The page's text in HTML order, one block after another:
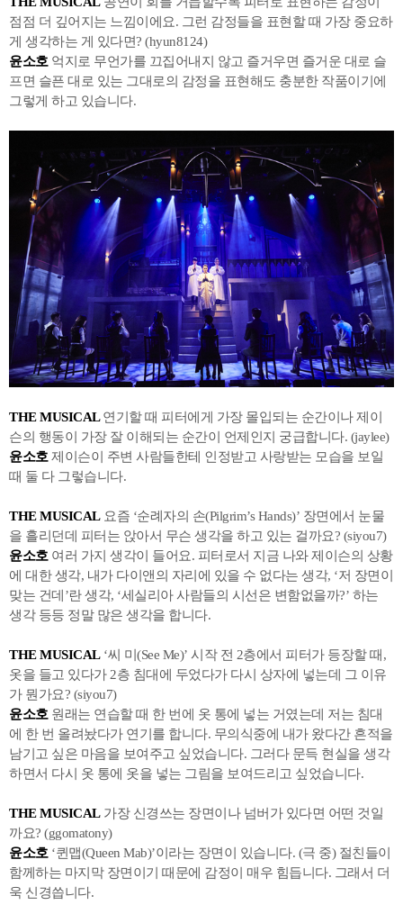
점점 더 깊어지는 느낌이에요. 그런 감정들을 표현할 때 가장 중요하
게 생각하는 게 있다면? (hyun8124)
윤소호 억지로 무언가를 끄집어내지 않고 즐거우면 즐거운 대로 슬
프면 슬픈 대로 있는 그대로의 감정을 표현해도 충분한 작품이기에
그렇게 하고 있습니다.
THE MUSICAL연기할 때 피터에게 가장 몰입되는 순간이나 제이
슨의 행동이 가장 잘 이해되는 순간이 언제인지 궁급합니다. (jaylee)
윤소호 제이슨이 주변 사람들한테 인정받고 사랑받는 모습을 보일
때 둘 다 그렇습니다.
THE MUSICAL요즘 ‘순례자의 손(Pilgrim’s Hands)’ 장면에서 눈물
을 흘리던데 피터는 앉아서 무슨 생각을 하고 있는 걸까요? (siyou7)
윤소호 여러 가지 생각이 들어요. 피터로서 지금 나와 제이슨의 상황
에 대한 생각, 내가 다이앤의 자리에 있을 수 없다는 생각, ‘저 장면이
맞는 건데’란 생각, ‘세실리아 사람들의 시선은 변함없을까?’ 하는
생각 등등 정말 많은 생각을 합니다.
THE MUSICAL‘씨 미(See Me)’ 시작 전 2층에서 피터가 등장할 때,
옷을 들고 있다가 2층 침대에 두었다가 다시 상자에 넣는데 그 이유
가 뭔가요? (siyou7)
윤소호 원래는 연습할 때 한 번에 옷 통에 넣는 거였는데 저는 침대
에 한 번 올려놨다가 연기를 합니다. 무의식중에 내가 왔다간 흔적을
남기고 싶은 마음을 보여주고 싶었습니다. 그러다 문득 현실을 생각
하면서 다시 옷 통에 옷을 넣는 그림을 보여드리고 싶었습니다.
THE MUSICAL가장 신경쓰는 장면이나 넘버가 있다면 어떤 것일
까요? (ggomatony)
윤소호 ‘퀸맵(Queen Mab)’이라는 장면이 있습니다. (극 중) 절친들이
함께하는 마지막 장면이기 때문에 감정이 매우 힘듭니다. 그래서 더
욱 신경씁니다.